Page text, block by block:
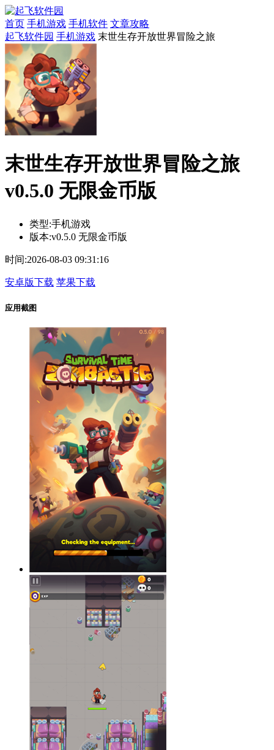
首页 手机游戏 手机软件 文章攻略
起飞软件园 手机游戏 末世生存开放世界冒险之旅
末世生存开放世界冒险之旅
v0.5.0 无限金币版
类型:手机游戏
版本:v0.5.0 无限金币版
时间:2026-08-03 09:31:16
安卓版下载 苹果下载
应用截图